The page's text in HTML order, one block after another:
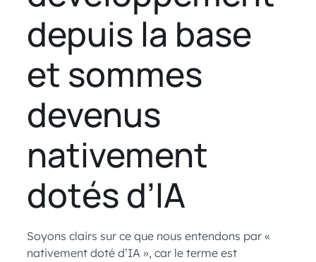
depuis la base
et sommes
devenus
nativement
dotés d’IA
Soyons clairs sur ce que nous entendons par «
nativement doté d’IA », car le terme est